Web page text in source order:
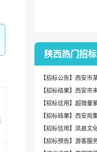
陕西热门招标